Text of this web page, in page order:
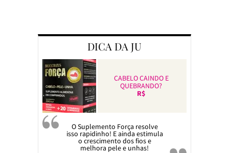
DICA DA JU
CABELO CAINDO E
QUEBRANDO?
R$
O Suplemento Força resolve
isso rapidinho! E ainda estimula
o crescimento dos fios e
melhora pele e unhas!